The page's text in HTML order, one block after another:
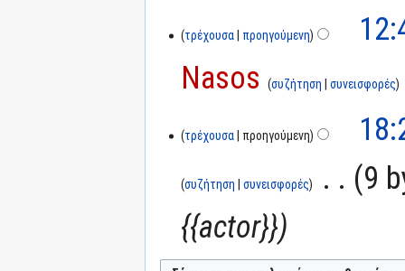
τρέχουσα προηγούμενη
Nasos
συζήτηση συνεισφορές
τρέχουσα προηγούμενη
συζήτηση συνεισφορές
9
{{actor}}